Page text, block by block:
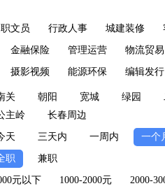
文员 行政人事 城建装修
金融保险 管理运营 物流贸易
摄影视频 能源环保 编辑发行
关 朝阳 宽城 绿园
主岭 长春周边
天 三天内 一周内 一个
职 兼职
元以下 1000-2000元 2000-